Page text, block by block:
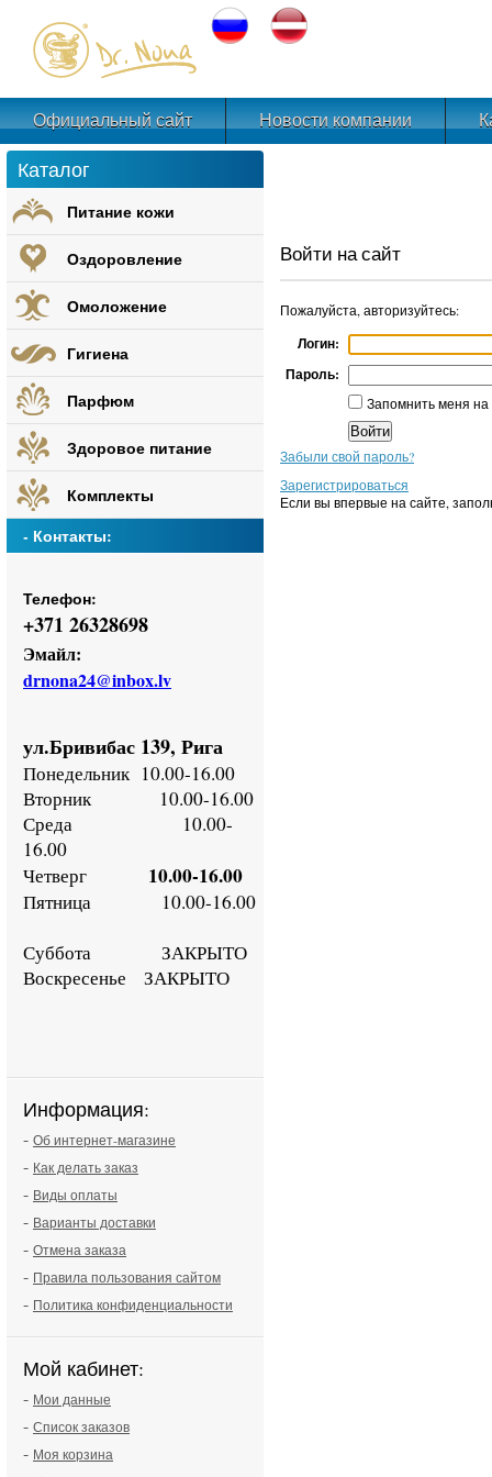
Официальный сайт Новости компании
Войти на сайт
Пожалуйста, авторизуйтесь:
Логин:
Пароль:
Запомнить меня
Забыли свой пароль?
Зарегистрироваться
Если вы впервые на сайте,
Каталог
Питание кожи
Оздоровление
Омоложение
Гигиена
Парфюм
Здоровое питание
Комплекты
- Контакты:
Телефон:
+371 26328698
Эмайл:
drnona24@inbox.lv
ул.Бривибас 139, Рига
Понедельник 10.00-16.00
Вторник 10.00-16.00
Среда 10.00-
16.00
Четверг 10.00-16.00
Пятница 10.00-16.00
Суббота ЗАКРЫТО
Воскресенье ЗАКРЫТО
Информация:
- Об интернет-магазине
- Как делать заказ
- Виды оплаты
- Варианты доставки
- Отмена заказа
- Правила пользования сайтом
- Политика конфиденциальности
Мой кабинет:
- Мои данные
- Список заказов
- Моя корзина